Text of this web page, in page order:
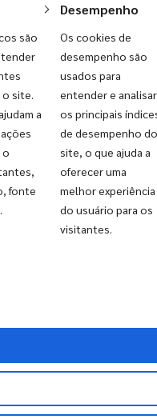
são
site.
a
o
fonte
Desempenho
Os cookies de
desempenho são
usados para
entender e analisar
os principais
de desempenho do
site, o que ajuda a
oferecer uma
melhor experiência
do usuário para os
visitantes.
ativa e
ambientes